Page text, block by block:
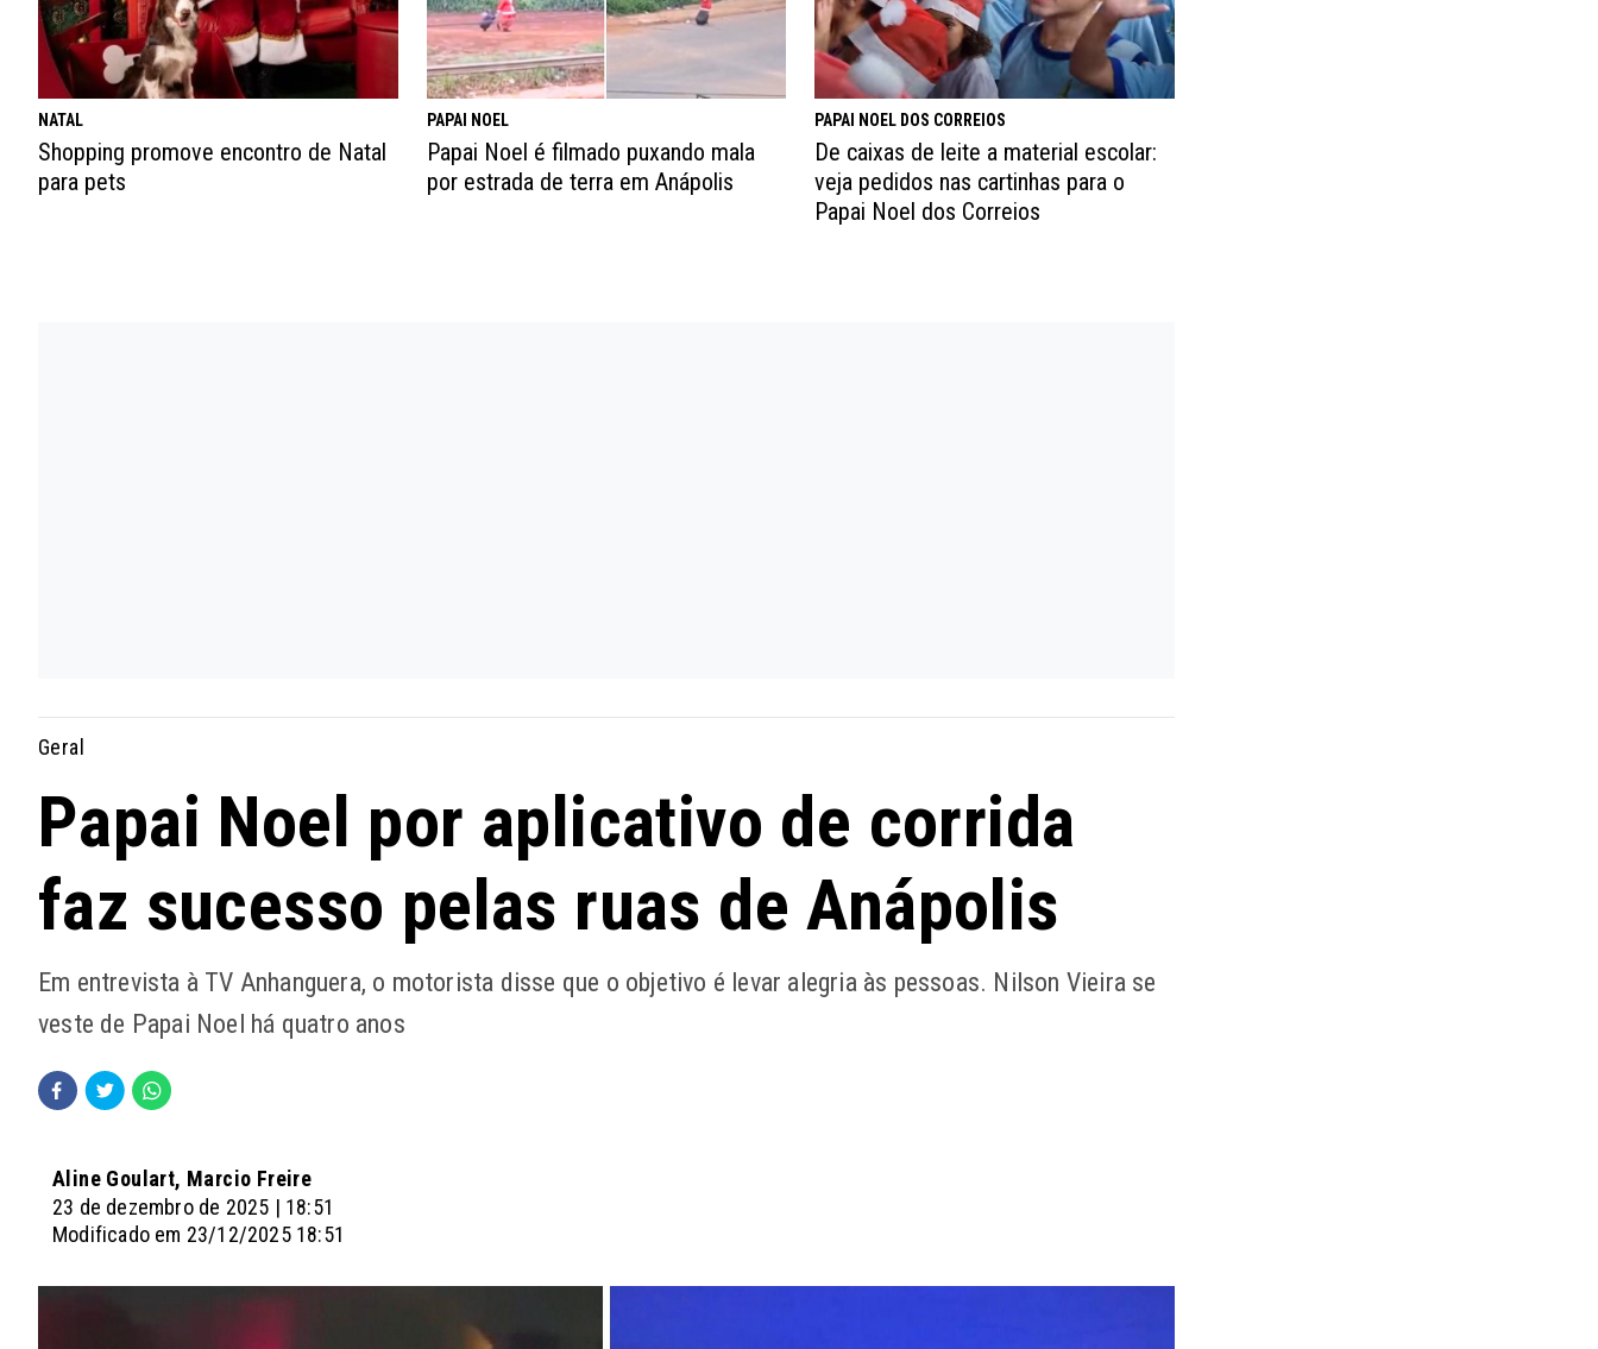
NATAL
Shopping promove encontro de Natal
para pets
PAPAI NOEL
Papai Noel é filmado puxando mala
por estrada de terra em Anápolis
PAPAI NOEL DOS CORREIOS
De caixas de leite a material escolar:
veja pedidos nas cartinhas para o
Papai Noel dos Correios
Geral
Papai Noel por aplicativo de corrida
faz sucesso pelas ruas de Anápolis
Em entrevista à TV Anhanguera, o motorista disse que o objetivo é levar alegria às pessoas. Nilson Vieira se
veste de Papai Noel há quatro anos
Aline Goulart, Marcio Freire
23 de dezembro de 2025 | 18:51
Modificado em 23/12/2025 18:51